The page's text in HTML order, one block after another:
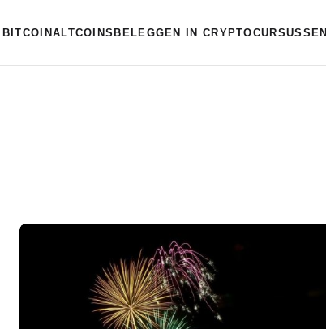
BITCOIN ALTCOINS BELEGGEN IN CRYPTOCURSUSSEN